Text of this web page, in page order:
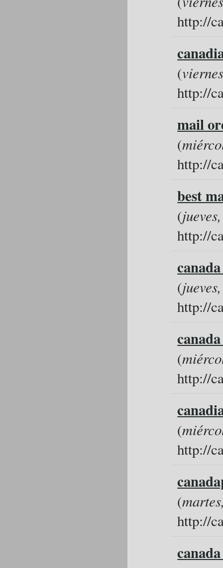
http://
(
http://
mail
(
http://
best
(
http://
(
http://
(
http://
(
http://
(
http://